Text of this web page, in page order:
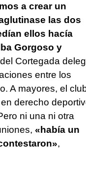
a crear un
las dos
ellos hacía
Gorgoso y
Cortegada
entre los
A mayores, el
derecho
ni una ni otra
«había un
,